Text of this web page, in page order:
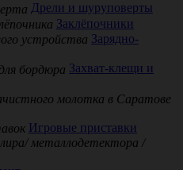
Дрели и шуруповерты
Заклёпочники
Зарядно-
Захват-клещи и
Игровые приставки